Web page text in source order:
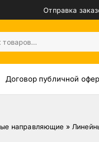
Отправка
Договор публичной
направляющие »